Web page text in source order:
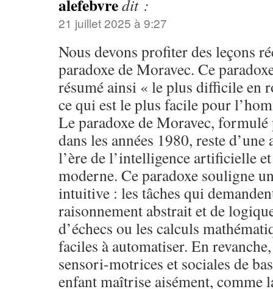
alefebvredit :
21 juillet 2025 à 9:27
Nous devons profiter des leçons
paradoxe de Moravec. Ce
résumé ainsi « le plus difficile en
ce qui est le plus facile pour
Le paradoxe de Moravec,
dans les années 1980, reste
l’ère de l’intelligence artificielle
moderne. Ce paradoxe souligne
intuitive : les tâches qui
raisonnement abstrait et de
d’échecs ou les calculs
faciles à automatiser. En
sensori-motrices et sociales de
enfant maîtrise aisément, comme